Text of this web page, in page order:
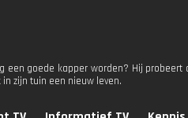
een goede kapper worden? Hij
zijn tuin een nieuw leven.